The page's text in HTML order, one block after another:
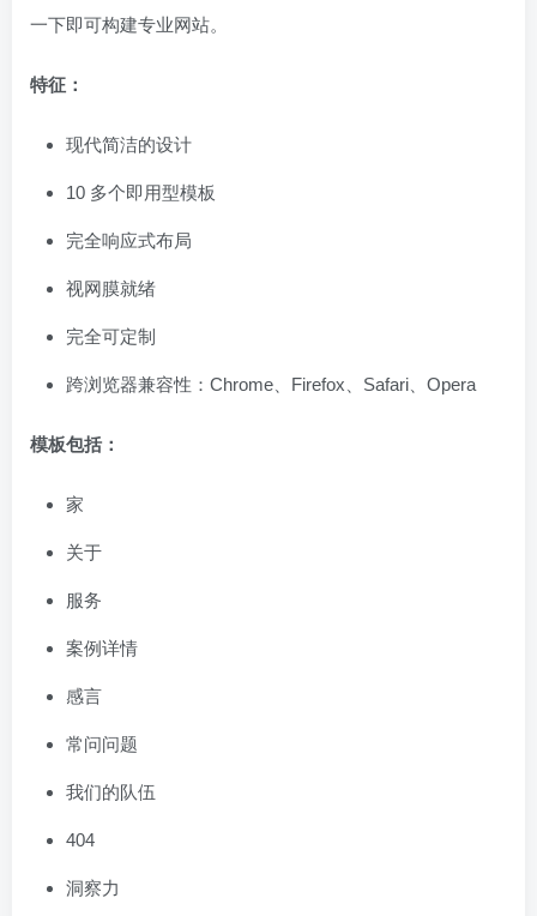
一下即可构建专业网站。
特征：
现代简洁的设计
10 多个即用型模板
完全响应式布局
视网膜就绪
完全可定制
跨浏览器兼容性：Chrome、Firefox、Safari、Opera
模板包括：
家
关于
服务
案例详情
感言
常问问题
我们的队伍
404
洞察力